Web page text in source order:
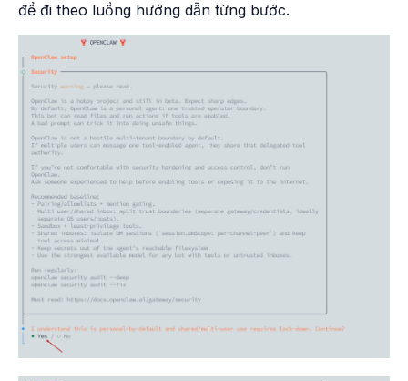
để đi theo luồng hướng dẫn từng bước.